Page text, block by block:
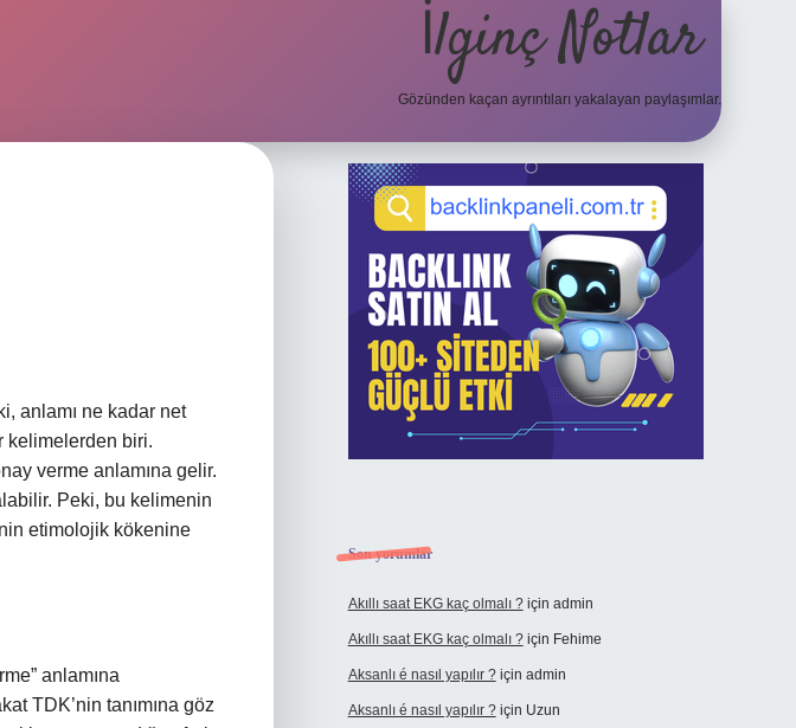
İlginç Notlar
Gözünden kaçan ayrıntıları yakalayan paylaşımlar.
anlamı ne kadar net
kelimelerden biri.
verme anlamına gelir.
Peki, bu kelimenin
etimolojik kökenine
anlamına
TDK’nin tanımına göz
Sidebar
Son yorumlar
Akıllı saat EKG kaç olmalı ?için admin
Akıllı saat EKG kaç olmalı ?için Fehime
Aksanlı é nasıl yapılır ?için admin
Aksanlı é nasıl yapılır ?için Uzun